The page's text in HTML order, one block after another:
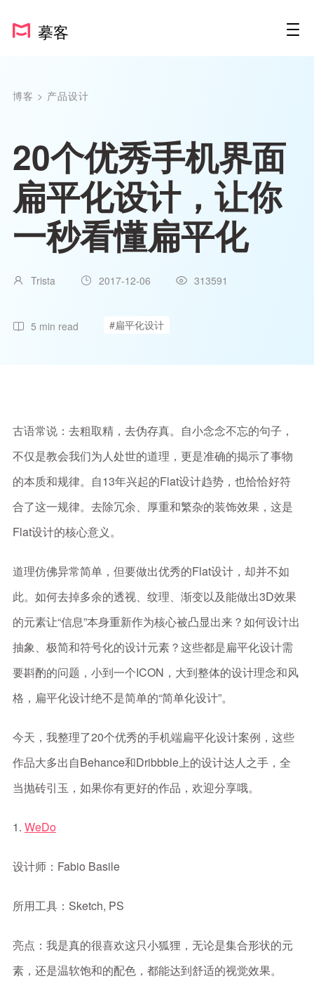
摹客
博客 > 产品设计
20个优秀手机界面
扁平化设计，让你
一秒看懂扁平化
Trista 2017-12-06 313591
5 min read #扁平化设计
古语常说：去粗取精，去伪存真。自小念念不忘的句子，
不仅是教会我们为人处世的道理，更是准确的揭示了事物
的本质和规律。自13年兴起的Flat设计趋势，也恰恰好符
合了这一规律。去除冗余、厚重和繁杂的装饰效果，这是
Flat设计的核心意义。
道理仿佛异常简单，但要做出优秀的Flat设计，却并不如
此。如何去掉多余的透视、纹理、渐变以及能做出3D效果
的元素让“信息”本身重新作为核心被凸显出来？如何设计出
抽象、极简和符号化的设计元素？这些都是扁平化设计需
要斟酌的问题，小到一个ICON，大到整体的设计理念和风
格，扁平化设计绝不是简单的“简单化设计”。
今天，我整理了20个优秀的手机端扁平化设计案例，这些
作品大多出自Behance和Dribbble上的设计达人之手，全
当抛砖引玉，如果你有更好的作品，欢迎分享哦。
1. WeDo
设计师：Fabio Basile
所用工具：Sketch, PS
亮点：我是真的很喜欢这只小狐狸，无论是集合形状的元
素，还是温软饱和的配色，都能达到舒适的视觉效果。